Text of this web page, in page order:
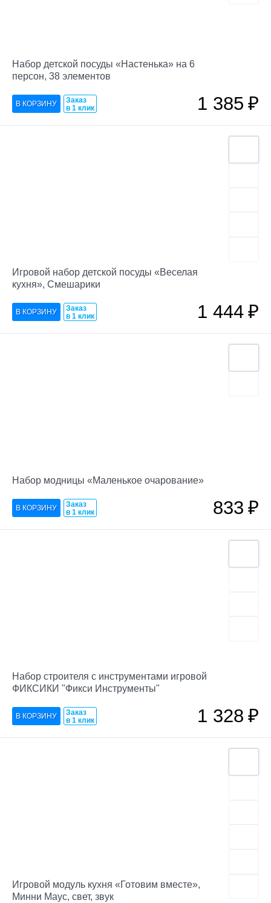
Набор детской посуды «Настенька» на 6
персон, 38 элементов
Заказ
в 1 клик
1 385₽
Игровой набор детской посуды «Веселая
кухня», Смешарики
Заказ
в 1 клик
1 444₽
Набор модницы «Маленькое очарование»
Заказ
в 1 клик
833₽
Набор строителя с инструментами игровой
ФИКСИКИ "Фикси Инструменты"
Заказ
в 1 клик
1 328₽
Игровой модуль кухня «Готовим вместе»,
Минни Маус, свет, звук